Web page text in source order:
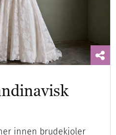
innen brudekjoler